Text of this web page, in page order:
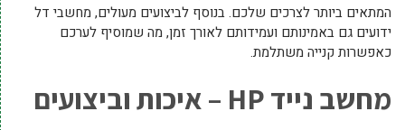
המתאים ביותר לצרכים שלכם. בנוסף לביצועים מעולים, מחשבי דל
ידועים גם באמינותם ועמידותם לאורך זמן, מה שמוסיף לערכם
כאפשרות קנייה משתלמת.
מחשב נייד HP – איכות וביצועים